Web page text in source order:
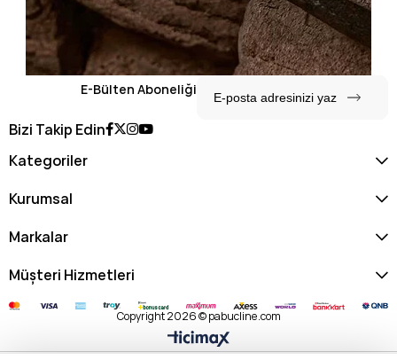
E-Bülten Aboneliği
Bizi Takip Edin
Kategoriler
Kurumsal
Markalar
Müşteri Hizmetleri
Copyright 2026 © pabucline.com